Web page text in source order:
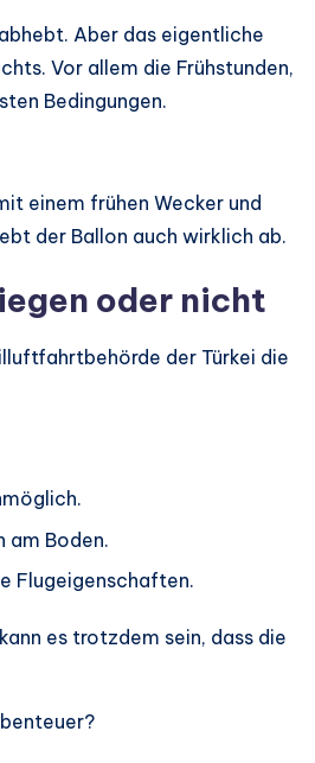
Aber das eigentliche
Vor allem die Frühstunden,
Bedingungen.
einem frühen Wecker und
der Ballon auch wirklich ab.
oder nicht
der Türkei die
am Boden.
Flugeigenschaften.
es trotzdem sein, dass die